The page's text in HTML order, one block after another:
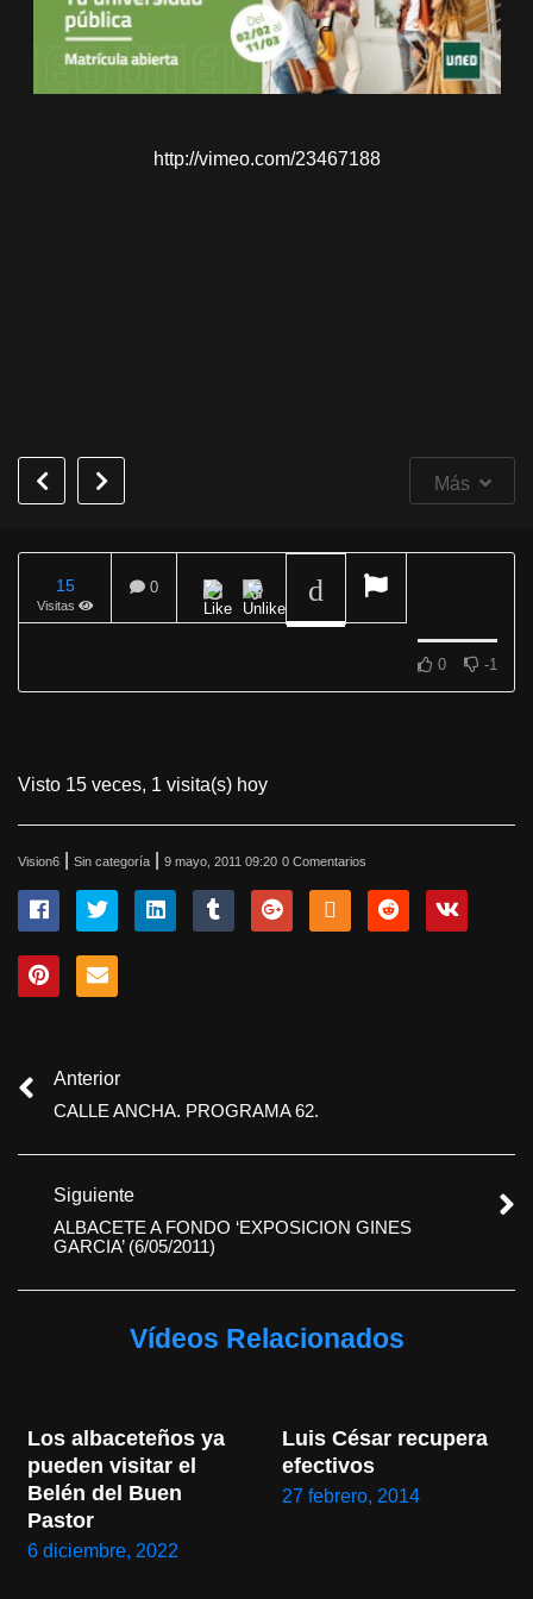
http://vimeo.com/23467188
Más
15
Visitas
0
0 -1
Visto 15 veces, 1 visita(s) hoy
Vision6 Sin categoría 9 mayo, 2011 09:20 0 Comentarios
Anterior
CALLE ANCHA. PROGRAMA 62.
Siguiente
ALBACETE A FONDO ‘EXPOSICION GINES
GARCIA’ (6/05/2011)
Vídeos Relacionados
Los albaceteños ya
pueden visitar el
Belén del Buen
Pastor
6 diciembre, 2022
Luis César recupera
efectivos
27 febrero, 2014